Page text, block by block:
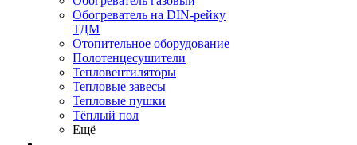
Обогреватель на DIN-рейку
ТДМ
Отопительное оборудование
Полотенцесушители
Тепловентиляторы
Тепловые завесы
Тепловые пушки
Тёплый пол
Ещё